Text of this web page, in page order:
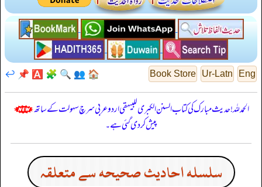
Eng
Ur-Latn
Book Store
🏠
👥
🔍
🧩
🅰️
📌
↩️
الحمدللہ! حدیث مبارک کی کتاب السنن الكبرى للبيهقي اردو عربی سرچ سہولت کے ساتھ
پیش کر دی گئی ہے۔
سلسله احاديث صحيحه سے متعلقہ